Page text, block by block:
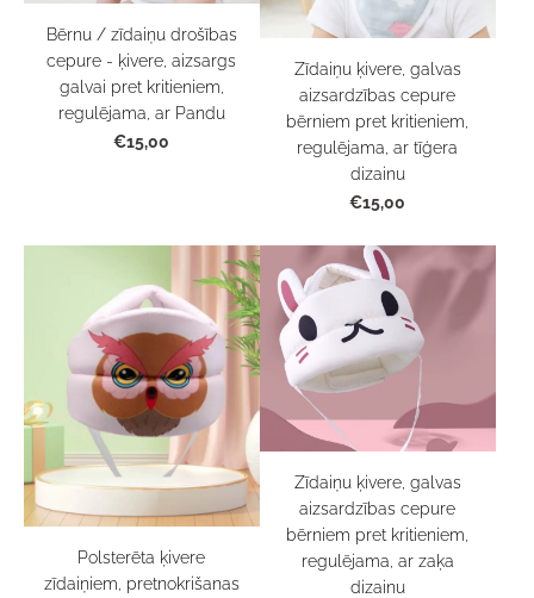
Bērnu / zīdaiņu drošības
cepure - ķivere, aizsargs
galvai pret kritieniem,
regulējama, ar Pandu
€15,00
Zīdaiņu ķivere, galvas
aizsardzības cepure
bērniem pret kritieniem,
regulējama, ar tīģera
dizainu
€15,00
Polsterēta ķivere
zīdaiņiem, pretnokrišanas
Zīdaiņu ķivere, galvas
aizsardzības cepure
bērniem pret kritieniem,
regulējama, ar zaķa
dizainu